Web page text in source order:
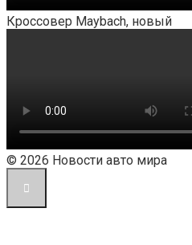
Кроссовер Maybach, новый
© 2026 Новости авто мира